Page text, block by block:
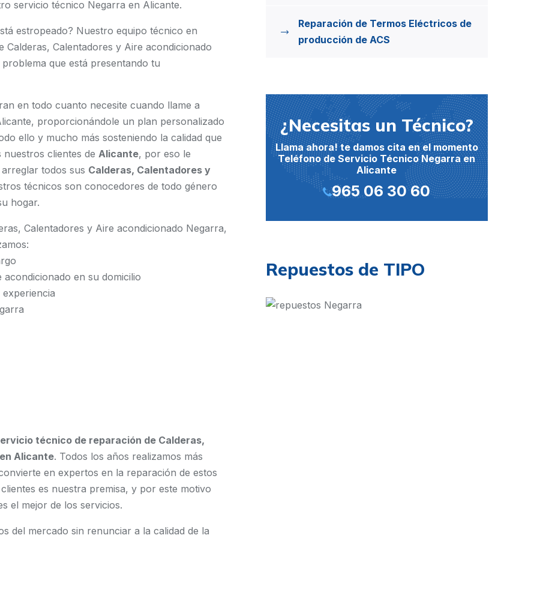
servicio técnico Negarra en Alicante.
estropeado? Nuestro equipo técnico en
Calentadores y Aire acondicionado
que está presentando tu
en todo cuanto necesite cuando llame a
proporcionándole un plan personalizado
ello y mucho más sosteniendo la calidad que
clientes de Alicante, por eso le
todos sus Calderas, Calentadores y
técnicos son conocedores de todo género
hogar.
Calentadores y Aire acondicionado Negarra,
en su domicilio
técnico de reparación de Calderas,
Alicante. Todos los años realizamos más
en expertos en la reparación de estos
es nuestra premisa, y por este motivo
el mejor de los servicios.
del mercado sin renunciar a la calidad de la
Reparación de Termos Eléctricos de
producción de ACS
¿Necesitas un Técnico?
Llama ahora! te damos cita en el momento
Teléfono de Servicio Técnico Negarra en
Alicante
965 06 30 60
Repuestos de TIPO